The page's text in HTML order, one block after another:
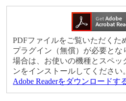
PDFファイルをご覧いただくた
プラグイン（無償）が必要とな
場合は、お使いの機種とスペッ
ンをインストールしてください。
Adobe Readerをダウンロードす